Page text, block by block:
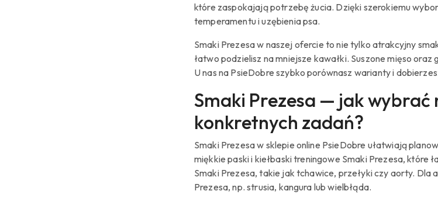
które zaspokajają potrzebę żucia. Dzięki szerokiemu
temperamentu i uzębienia psa.
Smaki Prezesa w naszej ofercie to nie tylko atrakcyjny
łatwo podzielisz na mniejsze kawałki. Suszone mięso
U nas na PsieDobre szybko porównasz warianty i
Smaki Prezesa — jak
konkretnych zadań?
Smaki Prezesa w sklepie online PsieDobre ułatwiają
miękkie paski i kiełbaski treningowe Smaki Prezesa,
Smaki Prezesa, takie jak tchawice, przełyki czy aorty. Dla
Prezesa, np. strusia, kangura lub wielbłąda.